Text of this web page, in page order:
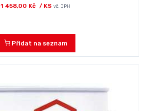
1 458,00 Kč / KS vč. DPH
Přidat na seznam